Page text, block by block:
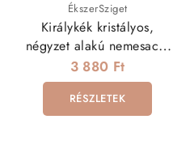
ÉkszerSziget
Királykék kristályos,
négyzet alakú nemesacél
fülbevaló
3 880 Ft
RÉSZLETEK